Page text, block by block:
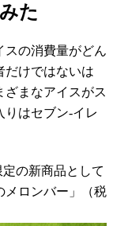
た
スの消費量がどん
けではないは
ざまなアイスがス
りはセブン-イレ
の新商品として
ロンバー」（税